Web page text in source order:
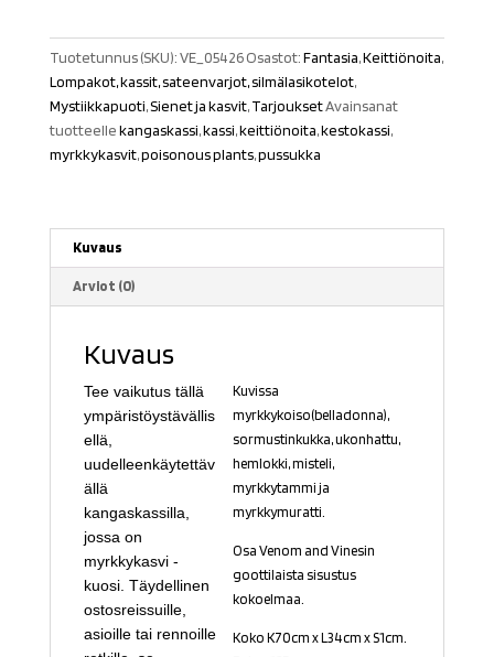
määrä
Tuotetunnus (SKU):VE_05426 Osastot:Fantasia,Keittiönoita,
Lompakot, kassit, sateenvarjot, silmälasikotelot,
Mystiikkapuoti,Sienet ja kasvit,TarjouksetAvainsanat
tuotteellekangaskassi,kassi,keittiönoita,kestokassi,
myrkkykasvit,poisonous plants,pussukka
Kuvaus
Arviot (0)
Kuvaus
Tee vaikutus tällä
ympäristöystävällis
ellä,
uudelleenkäytettäv
ällä
kangaskassilla,
jossa on
myrkkykasvi -
kuosi. Täydellinen
ostosreissuille,
asioille tai rennoille
Kuvissa
myrkkykoiso(belladonna),
sormustinkukka, ukonhattu,
hemlokki, misteli,
myrkkytammi ja
myrkkymuratti.
Osa Venom and Vinesin
goottilaista sisustus
kokoelmaa.
Koko K70cm x L34cm x S1cm.